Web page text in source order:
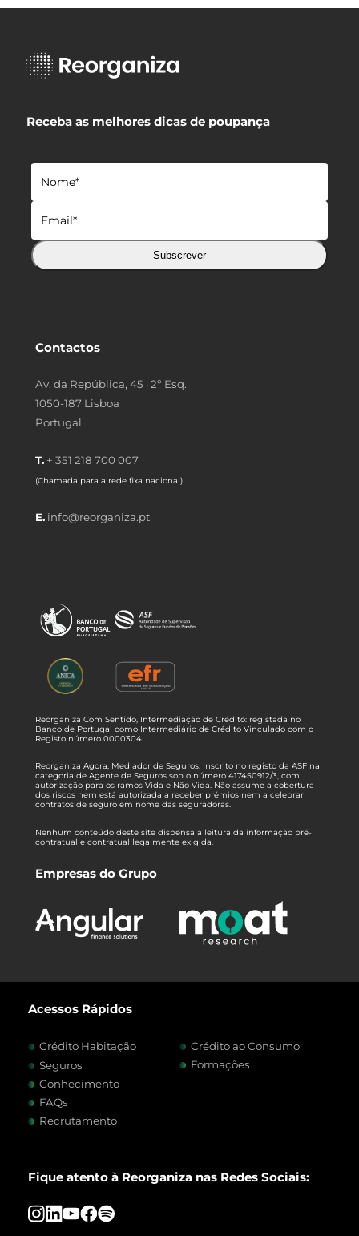
Receba as melhores dicas de poupança
Subscrever
Contactos
Av. da República, 45 · 2º Esq.
1050-187 Lisboa
Portugal
T. + 351 218 700 007
(Chamada para a rede fixa nacional)
E. info@reorganiza.pt
Reorganiza Com Sentido, Intermediação de Crédito: registada no
Banco de Portugal como Intermediário de Crédito Vinculado com o
Registo número 0000304.
Reorganiza Agora, Mediador de Seguros: inscrito no registo da ASF na
categoria de Agente de Seguros sob o número 417450912/3, com
autorização para os ramos Vida e Não Vida. Não assume a cobertura
dos riscos nem está autorizada a receber prémios nem a celebrar
contratos de seguro em nome das seguradoras.
Nenhum conteúdo deste site dispensa a leitura da informação pré-
contratual e contratual legalmente exigida.
Empresas do Grupo
Acessos Rápidos
Crédito Habitação
Crédito ao Consumo
Seguros
Formações
Conhecimento
FAQs
Recrutamento
Fique atento à Reorganiza nas Redes Sociais: